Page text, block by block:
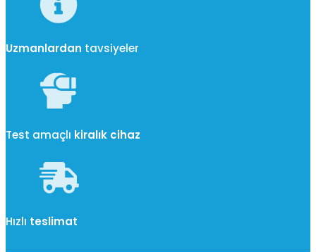
Uzmanlardan tavsiyeler
Test amaçlı kiralık cihaz
Hızlı teslimat